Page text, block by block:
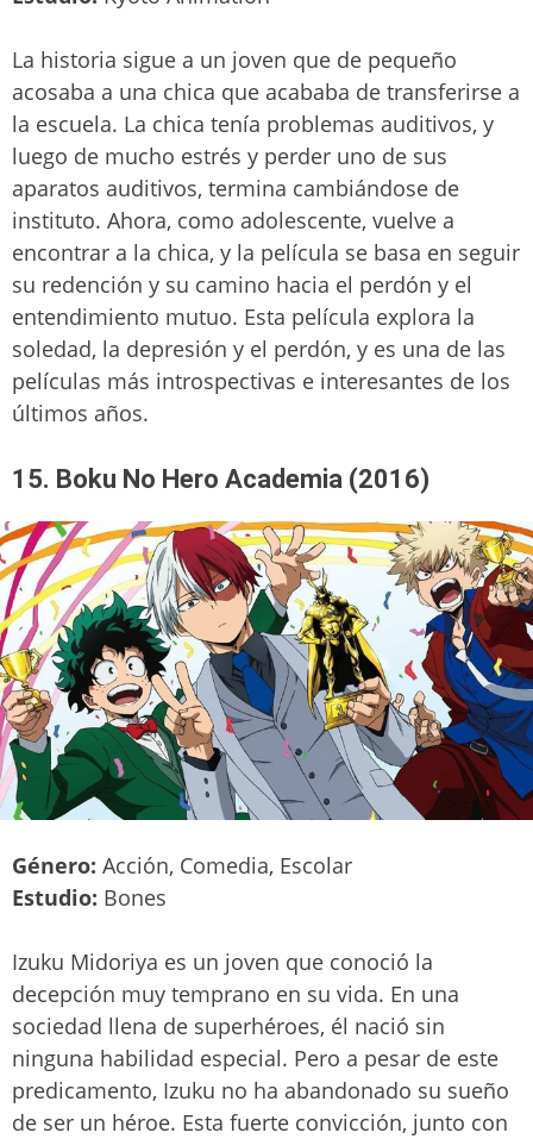
La historia sigue a un joven que de pequeño
acosaba a una chica que acababa de transferirse a
la escuela. La chica tenía problemas auditivos, y
luego de mucho estrés y perder uno de sus
aparatos auditivos, termina cambiándose de
instituto. Ahora, como adolescente, vuelve a
encontrar a la chica, y la película se basa en seguir
su redención y su camino hacia el perdón y el
entendimiento mutuo. Esta película explora la
soledad, la depresión y el perdón, y es una de las
películas más introspectivas e interesantes de los
últimos años.
15. Boku No Hero Academia (2016)
Género: Acción, Comedia, Escolar
Estudio: Bones
Izuku Midoriya es un joven que conoció la
decepción muy temprano en su vida. En una
sociedad llena de superhéroes, él nació sin
ninguna habilidad especial. Pero a pesar de este
predicamento, Izuku no ha abandonado su sueño
de ser un héroe. Esta fuerte convicción, junto con